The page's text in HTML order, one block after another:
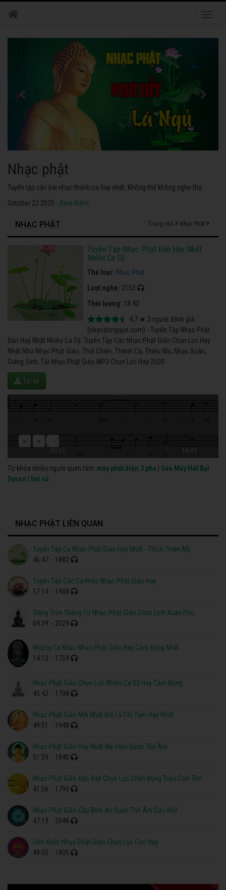
Nhạc phật
Tuyển tập các bài nhạc thánh ca hay nhất. Không thể không nghe thử.
October 22 2020 - Xem thêm
NHẠC PHẬT Trang chủ Nhạc Phật
Tuyển Tập Nhạc Phật Đản Hay Nhất
Nhiều Ca Sỹ
Thể loại: Nhạc Phật
Lượt nghe: 2153
Thời lượng: 18:42
4,7 ★ 3 người đánh giá
(nhacdongque.com) - Tuyển Tập Nhạc Phật
Đản Hay Nhất Nhiều Ca Sỹ, Tuyển Tập Các Nhạc Phật Giáo Chọn Lọc Hay
Nhất Như Nhạc Phật Giáo, Thời Chiến, Thánh Ca, Thiếu Nhi, Nhạc Xuân,
Giáng Sinh, Tải Nhạc Phật Giáo MP3 Chọn Lọc Hay 2020.
Tải về
00:01 18:42
Từ khóa nhiều người quan tâm: máy phát điện 3 pha
Sửa Máy Hút Bụi
Dyson
tivi cũ
NHẠC PHẬT LIÊN QUAN
Tuyển Tập Ca Nhạc Phật Giáo Hay Nhất - Thích Thiện Mỹ
46:47 - 1882
Tuyển Tập Các Ca Khúc Nhạc Phật Giáo Hay
57:14 - 1908
Trăng Tròn Tháng Tư Nhạc Phật Giáo Chúc Linh Xuân Phú
04:39 - 2029
Những Ca Khúc Nhạc Phật Giáo Hay Cảm Động Nhất
14:13 - 1759
Nhạc Phật Giáo Chọn Lọc Nhiều Ca Sỹ Hay Cảm Động
45:42 - 1708
Nhạc Phật Giáo Mới Nhất Đời Là Cõi Tạm Hay Nhất
49:01
- 1948
Nhạc Phật Giáo Hay Nhất Mẹ Hiền Quán Thế Âm
51:59 - 1840
Nhạc Phật Giáo Đặc Biệt Chọn Lọc Chấn Động Triệu Con Tim
41:56 - 1790
Nhạc Phật Giáo Cầu Bình An Quán Thế Âm Cứu Khổ
47:19 - 2048
Liên Khúc Nhạc Phật Giáo Chọn Lọc Cực Hay
49:05 - 1805